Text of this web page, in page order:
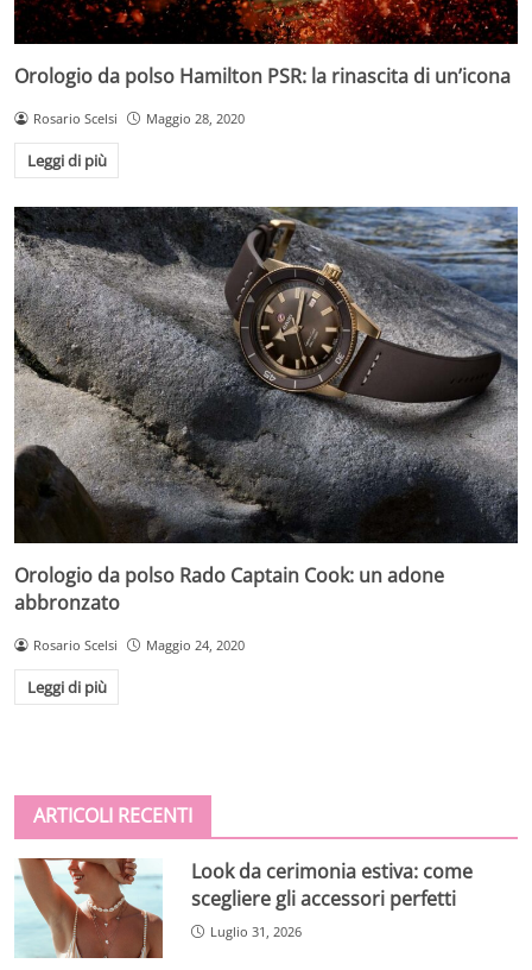
Orologio da polso Hamilton PSR: la rinascita di un’icona
Rosario Scelsi Maggio 28, 2020
Leggi di più
Orologio da polso Rado Captain Cook: un adone
abbronzato
Rosario Scelsi Maggio 24, 2020
Leggi di più
ARTICOLI RECENTI
Look da cerimonia estiva: come
scegliere gli accessori perfetti
Luglio 31, 2026